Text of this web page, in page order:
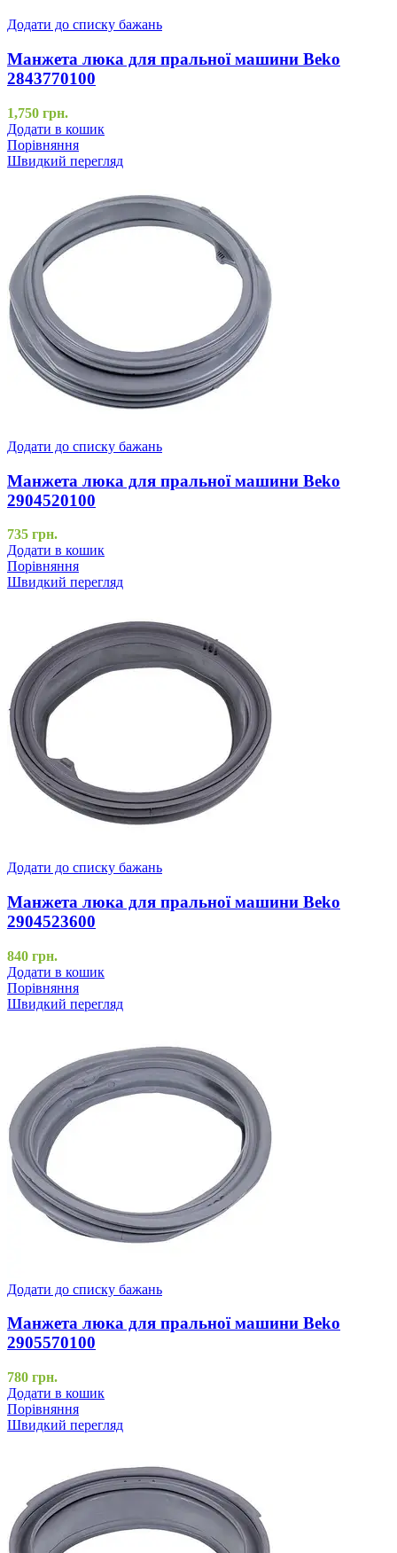
Додати до списку бажань
Манжета люка для пральної машини Beko
2843770100
1,750 грн.
Додати в кошик
Порівняння
Швидкий перегляд
Додати до списку бажань
Манжета люка для пральної машини Beko
2904520100
735 грн.
Додати в кошик
Порівняння
Швидкий перегляд
Додати до списку бажань
Манжета люка для пральної машини Beko
2904523600
840 грн.
Додати в кошик
Порівняння
Швидкий перегляд
Додати до списку бажань
Манжета люка для пральної машини Beko
2905570100
780 грн.
Додати в кошик
Порівняння
Швидкий перегляд